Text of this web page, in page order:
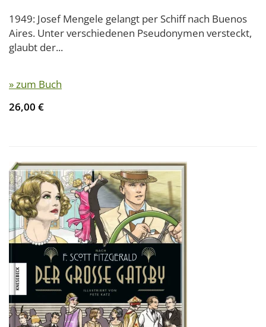
1949: Josef Mengele gelangt per Schiff nach Buenos
Aires. Unter verschiedenen Pseudonymen versteckt,
glaubt der...
» zum Buch
26,00 €